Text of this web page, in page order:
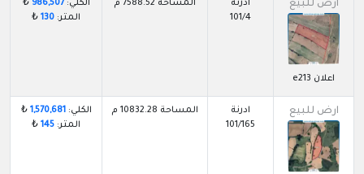
ارض للبيع
اعلان e213
ادرنة
101/4
المساحة 7588.52 م الكلي:986,507
₺
المتر: 130
₺
ارض للبيع
ادرنة
101/165
المساحة 10832.28 م الكلي:1,570,681
₺
المتر: 145
₺